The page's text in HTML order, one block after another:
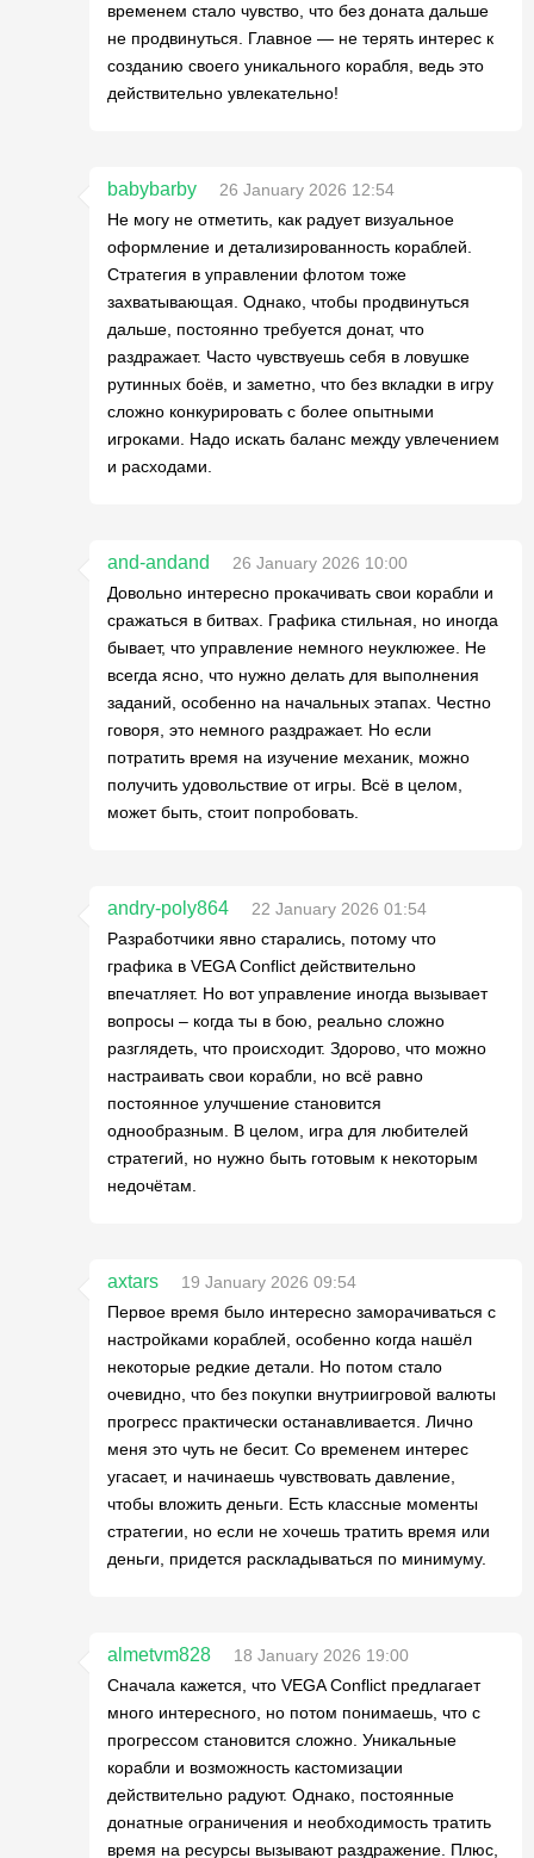
временем стало чувство, что без доната дальше
не продвинуться. Главное — не терять интерес к
созданию своего уникального корабля, ведь это
действительно увлекательно!
babybarby
26 January 2026 12:54
Не могу не отметить, как радует визуальное
оформление и детализированность кораблей.
Стратегия в управлении флотом тоже
захватывающая. Однако, чтобы продвинуться
дальше, постоянно требуется донат, что
раздражает. Часто чувствуешь себя в ловушке
рутинных боёв, и заметно, что без вкладки в игру
сложно конкурировать с более опытными
игроками. Надо искать баланс между увлечением
и расходами.
and-andand
26 January 2026 10:00
Довольно интересно прокачивать свои корабли и
сражаться в битвах. Графика стильная, но иногда
бывает, что управление немного неуклюжее. Не
всегда ясно, что нужно делать для выполнения
заданий, особенно на начальных этапах. Честно
говоря, это немного раздражает. Но если
потратить время на изучение механик, можно
получить удовольствие от игры. Всё в целом,
может быть, стоит попробовать.
andry-poly864
22 January 2026 01:54
Разработчики явно старались, потому что
графика в VEGA Conflict действительно
впечатляет. Но вот управление иногда вызывает
вопросы – когда ты в бою, реально сложно
разглядеть, что происходит. Здорово, что можно
настраивать свои корабли, но всё равно
постоянное улучшение становится
однообразным. В целом, игра для любителей
стратегий, но нужно быть готовым к некоторым
недочётам.
axtars
19 January 2026 09:54
Первое время было интересно заморачиваться с
настройками кораблей, особенно когда нашёл
некоторые редкие детали. Но потом стало
очевидно, что без покупки внутриигровой валюты
прогресс практически останавливается. Лично
меня это чуть не бесит. Со временем интерес
угасает, и начинаешь чувствовать давление,
чтобы вложить деньги. Есть классные моменты
стратегии, но если не хочешь тратить время или
деньги, придется раскладываться по минимуму.
almetvm828
18 January 2026 19:00
Сначала кажется, что VEGA Conflict предлагает
много интересного, но потом понимаешь, что с
прогрессом становится сложно. Уникальные
корабли и возможность кастомизации
действительно радуют. Однако, постоянные
донатные ограничения и необходимость тратить
время на ресурсы вызывают раздражение. Плюс,